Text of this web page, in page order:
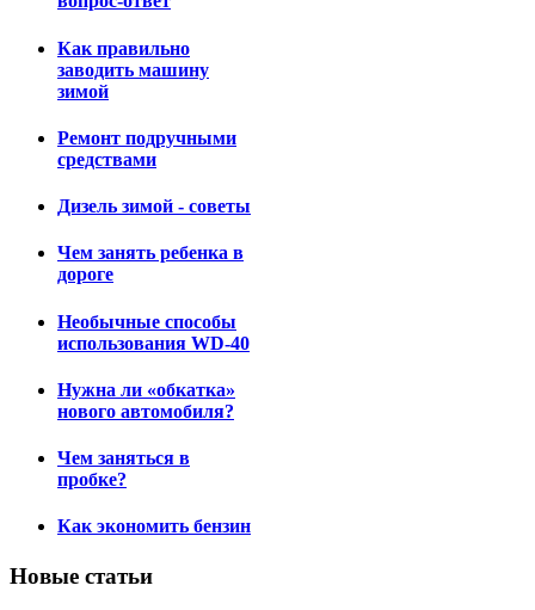
Как правильно
заводить машину
зимой
Ремонт подручными
средствами
Дизель зимой - советы
Чем занять ребенка в
дороге
Необычные способы
использования WD-40
Нужна ли «обкатка»
нового автомобиля?
Чем заняться в
пробке?
Как экономить бензин
Новые статьи